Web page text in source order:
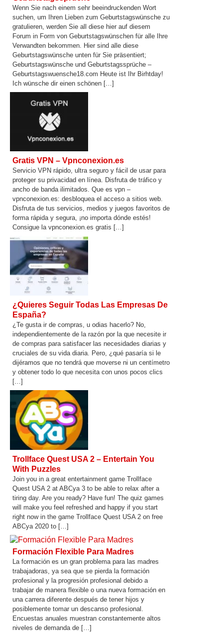
Wenn Sie nach einem sehr beeindruckenden Wort
suchen, um Ihren Lieben zum Geburtstagswünsche zu
gratulieren, werden Sie all diese hier auf diesem
Forum in Form von Geburtstagswünschen für alle Ihre
Verwandten bekommen. Hier sind alle diese
Geburtstagswünsche unten für Sie präsentiert;
Geburtstagswünsche und Geburtstagssprüche –
Geburtstagswuensche18.com Heute ist Ihr Birhtday!
Ich wünsche dir einen schönen […]
Gratis VPN – Vpnconexion.es
Servicio VPN rápido, ultra seguro y fácil de usar para
proteger su privacidad en línea. Disfruta de tráfico y
ancho de banda ilimitados. Que es vpn –
vpnconexion.es: desbloquea el acceso a sitios web.
Disfruta de tus servicios, medios y juegos favoritos de
forma rápida y segura, ¡no importa dónde estés!
Consigue la vpnconexion.es gratis […]
¿Quieres Seguir Todas Las Empresas De
España?
¿Te gusta ir de compras, u odias hacerlo? No,
independientemente de la razón por la que necesite ir
de compras para satisfacer las necesidades diarias y
cruciales de su vida diaria. Pero, ¿qué pasaría si le
dijéramos que no tendrá que moverse ni un centímetro
y obtener todo lo que necesita con unos pocos clics
[…]
Trollface Quest USA 2 – Entertain You
With Puzzles
Join you in a great entertainment game Trollface
Quest USA 2 at ABCya 3 to be able to relax after a
tiring day. Are you ready? Have fun! The quiz games
will make you feel refreshed and happy if you start
right now in the game Trollface Quest USA 2 on free
ABCya 2020 to […]
Formación Flexible Para Madres
La formación es un gran problema para las madres
trabajadoras, ya sea que se pierda la formación
profesional y la progresión profesional debido a
trabajar de manera flexible o una nueva formación en
una carrera diferente después de tener hijos y
posiblemente tomar un descanso profesional.
Encuestas anuales muestran constantemente altos
niveles de demanda de […]